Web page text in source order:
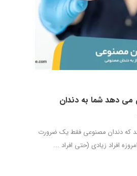
می دهد شما به دندان
که دندان مصنوعی فقط یک ضرورت
افراد زیادی (حتی افراد ...